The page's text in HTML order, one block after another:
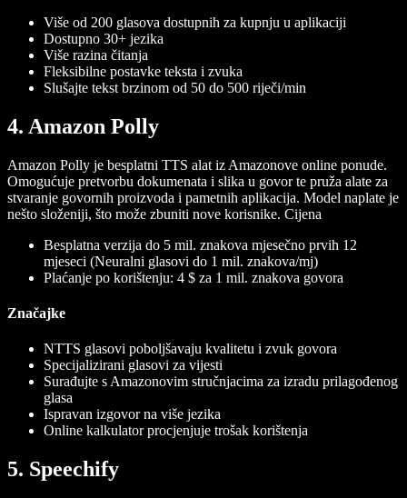
Više od 200 glasova dostupnih za kupnju u aplikaciji
Dostupno 30+ jezika
Više razina čitanja
Fleksibilne postavke teksta i zvuka
Slušajte tekst brzinom od 50 do 500 riječi/min
4. Amazon Polly
Amazon Polly je besplatni TTS alat iz Amazonove online ponude.
Omogućuje pretvorbu dokumenata i slika u govor te pruža alate za
stvaranje govornih proizvoda i pametnih aplikacija. Model naplate je
nešto složeniji, što može zbuniti nove korisnike. Cijena
Besplatna verzija do 5 mil. znakova mjesečno prvih 12
mjeseci (Neuralni glasovi do 1 mil. znakova/mj)
Plaćanje po korištenju: 4 $ za 1 mil. znakova govora
Značajke
NTTS glasovi poboljšavaju kvalitetu i zvuk govora
Specijalizirani glasovi za vijesti
Surađujte s Amazonovim stručnjacima za izradu prilagođenog
glasa
Ispravan izgovor na više jezika
Online kalkulator procjenjuje trošak korištenja
5. Speechify